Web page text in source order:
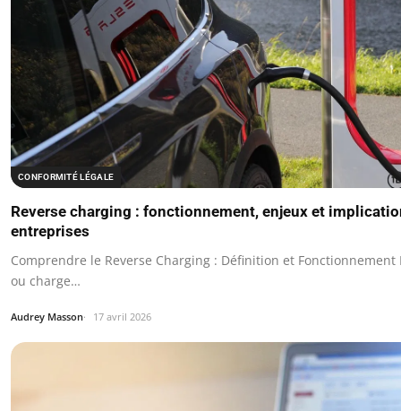
CONFORMITÉ LÉGALE
Reverse charging : fonctionnement, enjeux et
entreprises
Comprendre le Reverse Charging : Définition et Fonctionnement
ou charge…
Audrey Masson 17 avril 2026